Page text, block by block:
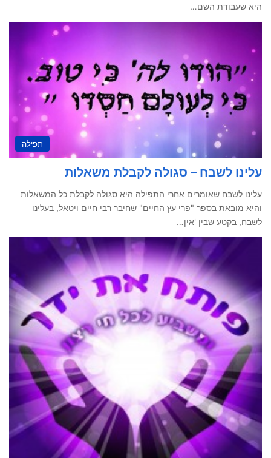
היא שעבודת השם…
תפילה
עלינו לשבח – סגולה לקבלת משאלות
עלינו לשבח שאומרים אחרי התפילה היא סגולה לקבלת כל המשאלות
והיא מובאת בספר "פרי עץ החיים" שחיבר רבי חיים ויטאל, בעלינו
לשבח, בקטע שבין 'אין…